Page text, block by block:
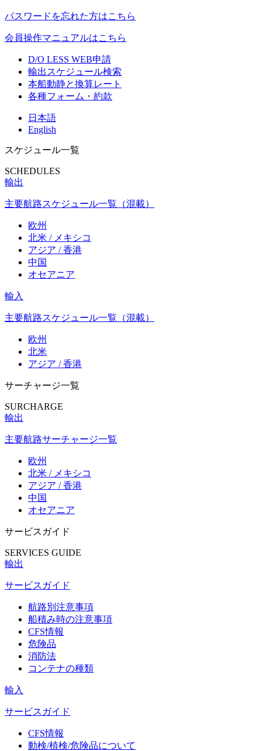
パスワードを忘れた方はこちら
会員操作マニュアルはこちら
D/O LESS WEB申請
輸出スケジュール検索
本船動静と換算レート
各種フォーム・約款
日本語
English
スケジュール一覧
SCHEDULES
輸出
主要航路スケジュール一覧（混載）
欧州
北米 / メキシコ
アジア / 香港
中国
オセアニア
輸入
主要航路スケジュール一覧（混載）
欧州
北米
アジア / 香港
サーチャージ一覧
SURCHARGE
輸出
主要航路サーチャージ一覧
欧州
北米 / メキシコ
アジア / 香港
中国
オセアニア
サービスガイド
SERVICES GUIDE
輸出
サービスガイド
航路別注意事項
船積み時の注意事項
CFS情報
危険品
消防法
コンテナの種類
輸入
サービスガイド
CFS情報
動検/植検/危険品について